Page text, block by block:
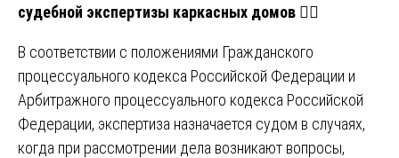
судебной экспертизы каркасных домов 👨‍⚖️
В соответствии с положениями Гражданского
процессуального кодекса Российской Федерации и
Арбитражного процессуального кодекса Российской
Федерации, экспертиза назначается судом в случаях,
когда при рассмотрении дела возникают вопросы,